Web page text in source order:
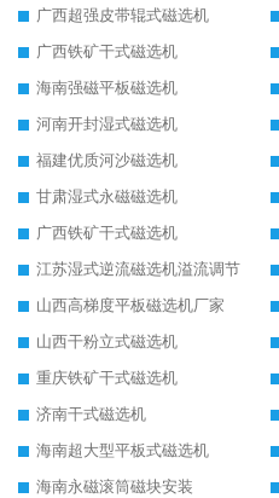
广西超强皮带辊式磁选机
广西铁矿干式磁选机
海南强磁平板磁选机
河南开封湿式磁选机
福建优质河沙磁选机
甘肃湿式永磁磁选机
广西铁矿干式磁选机
江苏湿式逆流磁选机溢流调节
山西高梯度平板磁选机厂家
山西干粉立式磁选机
重庆铁矿干式磁选机
济南干式磁选机
海南超大型平板式磁选机
海南永磁滚筒磁块安装